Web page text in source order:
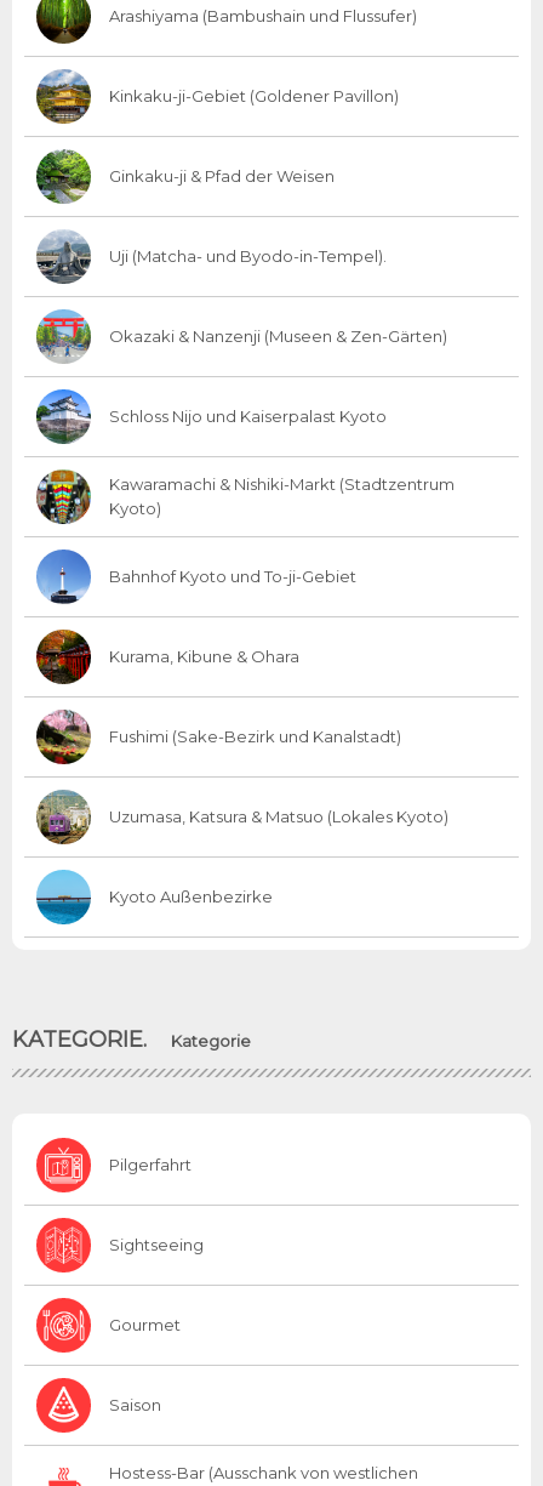
Arashiyama (Bambushain und Flussufer)
Kinkaku-ji-Gebiet (Goldener Pavillon)
Ginkaku-ji & Pfad der Weisen
Uji (Matcha- und Byodo-in-Tempel).
Okazaki & Nanzenji (Museen & Zen-Gärten)
Schloss Nijo und Kaiserpalast Kyoto
Kawaramachi & Nishiki-Markt (Stadtzentrum
Kyoto)
Bahnhof Kyoto und To-ji-Gebiet
Kurama, Kibune & Ohara
Fushimi (Sake-Bezirk und Kanalstadt)
Uzumasa, Katsura & Matsuo (Lokales Kyoto)
Kyoto Außenbezirke
KATEGORIE. Kategorie
Pilgerfahrt
Sightseeing
Gourmet
Saison
Hostess-Bar (Ausschank von westlichen